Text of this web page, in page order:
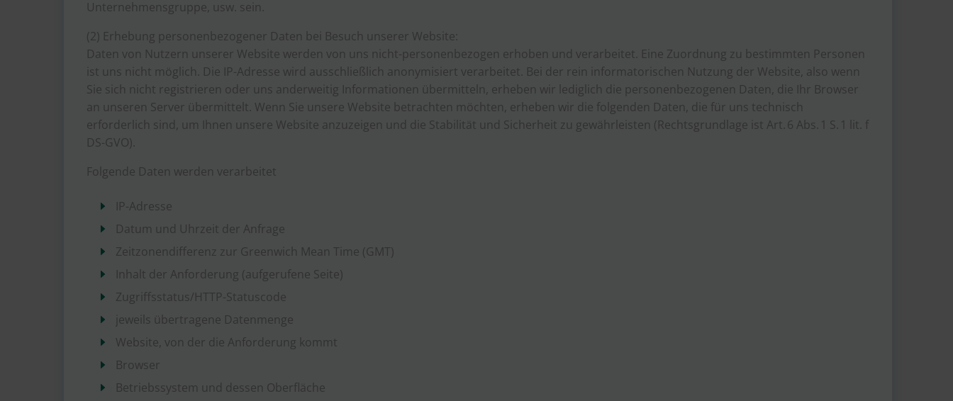
Unternehmensgruppe, usw. sein.
(2) Erhebung personenbezogener Daten bei Besuch unserer Website:
Daten von Nutzern unserer Website werden von uns nicht-personenbezogen erhoben und verarbeitet. Eine Zuordnung zu bestimmten Personen
ist uns nicht möglich. Die IP-Adresse wird ausschließlich anonymisiert verarbeitet. Bei der rein informatorischen Nutzung der Website, also wenn
Sie sich nicht registrieren oder uns anderweitig Informationen übermitteln, erheben wir lediglich die personenbezogenen Daten, die Ihr Browser
an unseren Server übermittelt. Wenn Sie unsere Website betrachten möchten, erheben wir die folgenden Daten, die für uns technisch
erforderlich sind, um Ihnen unsere Website anzuzeigen und die Stabilität und Sicherheit zu gewährleisten (Rechtsgrundlage ist Art. 6 Abs. 1 S. 1 lit. f
DS-GVO).
Folgende Daten werden verarbeitet
IP-Adresse
Datum und Uhrzeit der Anfrage
Zeitzonendifferenz zur Greenwich Mean Time (GMT)
Inhalt der Anforderung (aufgerufene Seite)
Zugriffsstatus/HTTP-Statuscode
jeweils übertragene Datenmenge
Website, von der die Anforderung kommt
Browser
Betriebssystem und dessen Oberfläche